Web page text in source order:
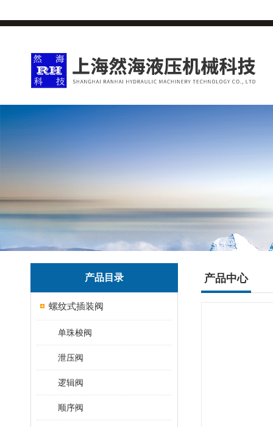
产品目录
螺纹式插装阀
单珠梭阀
泄压阀
逻辑阀
顺序阀
产品中心